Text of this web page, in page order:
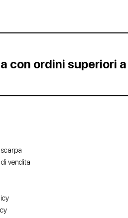
con ordini superiori
vendita